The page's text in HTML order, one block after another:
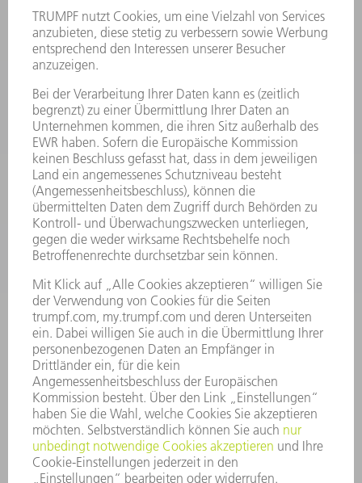
NEWSLETTER-ANMELDUNG
MYTRUMPF
SICHERHEITSDATENBLÄTTER
PRODUKTE
LASER
LEISTUNGSELEKTRONIK
ELEKTROWERKZEUGE
SMART FACTORY
SOFTWARE
SERVICES
ANWENDUNGEN
BRANCHEN
UNTERNEHMEN
KARRIERE
STELLENANGEBOTE
VORSTAND
GESCHÄFTSBERICHT
UNTERNEHMENSGRUNDSÄTZE
COMPLIANCE
HINWEISGEBERSYSTEM
SECURITY
PRESSEMITTEILUNGEN
MAGAZINE
LIEFERANTEN
NACHHALTIGKEIT
UMWELT & KLIMA
SOZIALES & GESELLSCHAFT